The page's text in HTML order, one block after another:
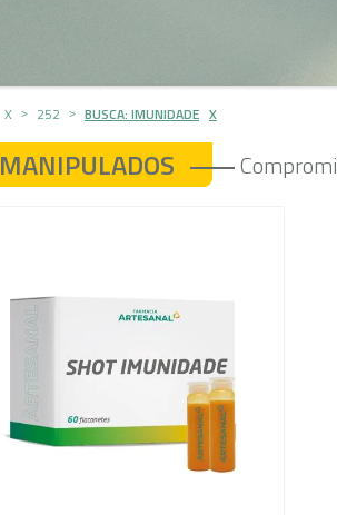
X 252 BUSCA: IMUNIDADE X
MANIPULADOS